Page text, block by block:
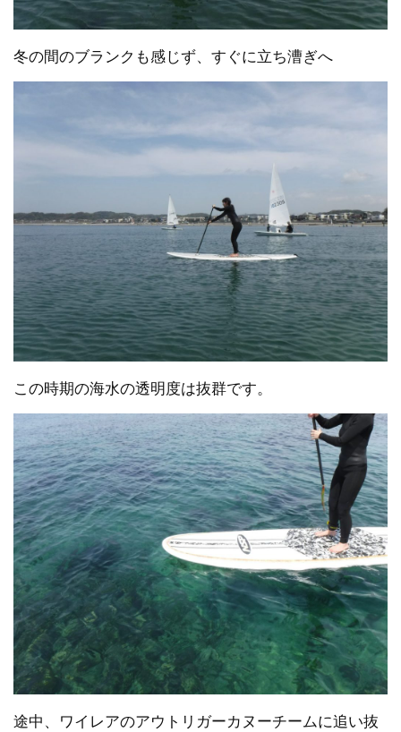
冬の間のブランクも感じず、すぐに立ち漕ぎへ
この時期の海水の透明度は抜群です。
途中、ワイレアのアウトリガーカヌーチームに追い抜